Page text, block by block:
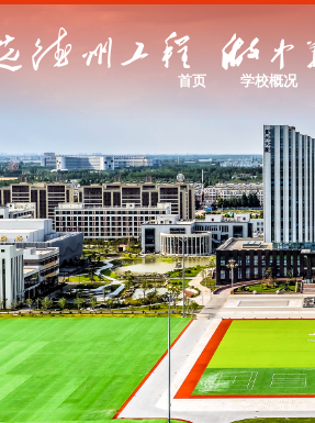
首页 学校概况
办学理念
院系介绍
大事记
校园景观